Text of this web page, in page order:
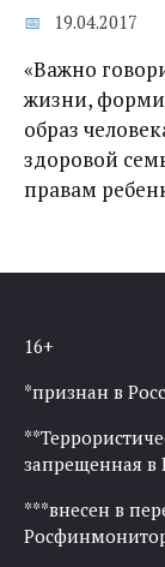
19.04.2017
«Важно
жизни,
образ
здоровой
правам
16+
*признан в
запрещенная в
***внесен в